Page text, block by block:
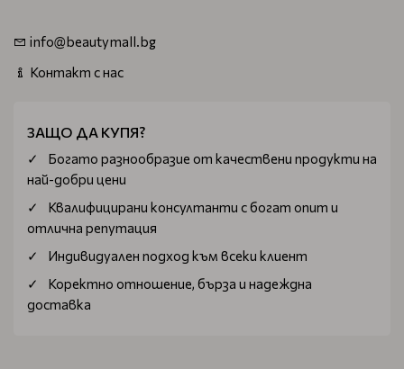
info@beautymall.bg
Контакт с нас
ЗАЩО ДА КУПЯ?
Богатo разнообразие от качествени продукти на
най-добри цени
Квалифицирани консултанти с богат опит и
отлична репутация
Индивидуален подход към всеки клиент
Коректно отношение, бърза и надеждна
доставка